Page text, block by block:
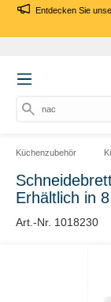
Entdecken Sie
nach
Küchenzubehör
Erhältlich in
Art.-Nr. 1018230